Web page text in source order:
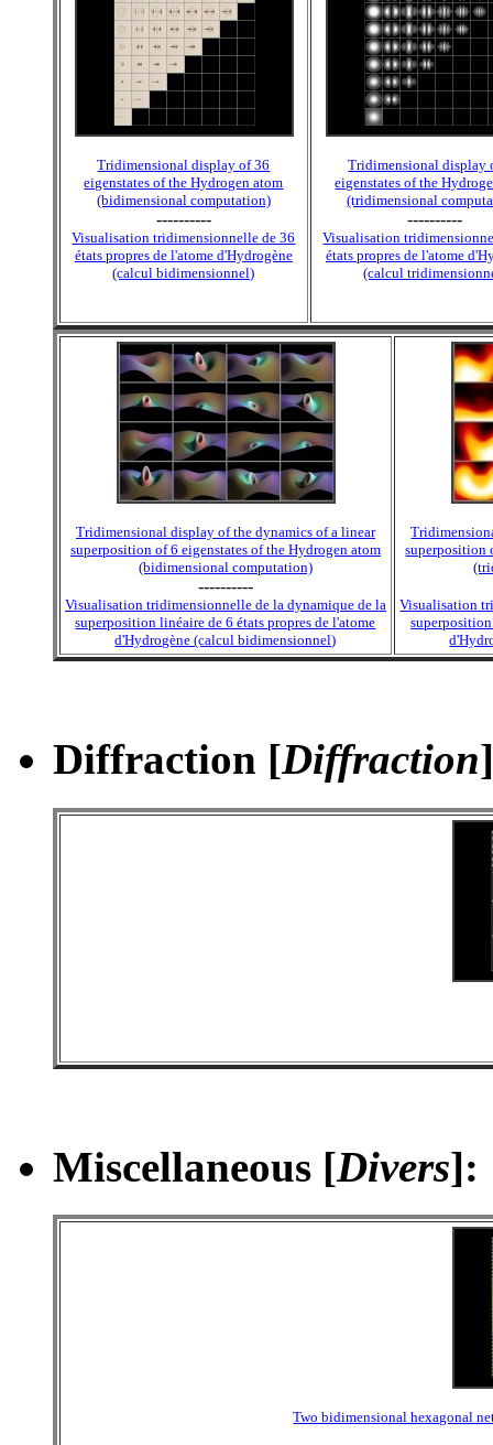
Tridimensional display of 36
eigenstates of the Hydrogen atom
(bidimensional computation)
----------
Visualisation tridimensionnelle de 36
états propres de l'atome d'Hydrogène
(calcul bidimensionnel)
Tridimensional display
eigenstates of the
(tridimensional
----------
Visualisation
états propres de l'atome
(calcul
Tridimensional display of the dynamics of a linear
superposition of 6 eigenstates of the Hydrogen atom
(bidimensional computation)
----------
Visualisation tridimensionnelle de la dynamique de la
superposition linéaire de 6 états propres de l'atome
d'Hydrogène (calcul bidimensionnel)
superposition
Visualisation
Diffraction [Diffraction]
Miscellaneous [Divers]:
Two bidimensional hexagonal